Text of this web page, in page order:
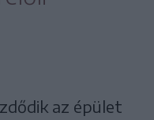
az épület